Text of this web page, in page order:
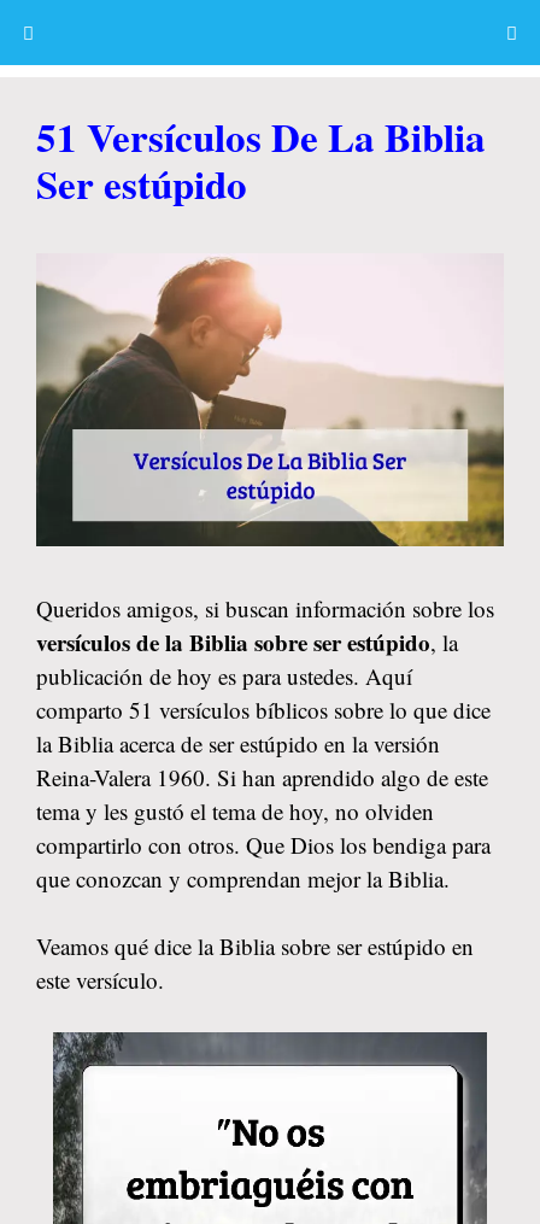
51 Versículos De La Biblia
Ser estúpido
Queridos amigos, si buscan información sobre los
versículos de la Biblia sobre ser estúpido, la
publicación de hoy es para ustedes. Aquí
comparto 51 versículos bíblicos sobre lo que dice
la Biblia acerca de ser estúpido en la versión
Reina-Valera 1960. Si han aprendido algo de este
tema y les gustó el tema de hoy, no olviden
compartirlo con otros. Que Dios los bendiga para
que conozcan y comprendan mejor la Biblia.
Veamos qué dice la Biblia sobre ser estúpido en
este versículo.